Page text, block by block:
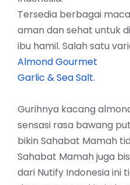
Tersedia berbagai
aman dan sehat untuk
ibu hamil. Salah satu
Almond Gourmet
Garlic & Sea Salt.
Gurihnya kacang
sensasi rasa bawang
bikin Sahabat Mamah
Sahabat Mamah juga
dari Nutify Indonesia ini